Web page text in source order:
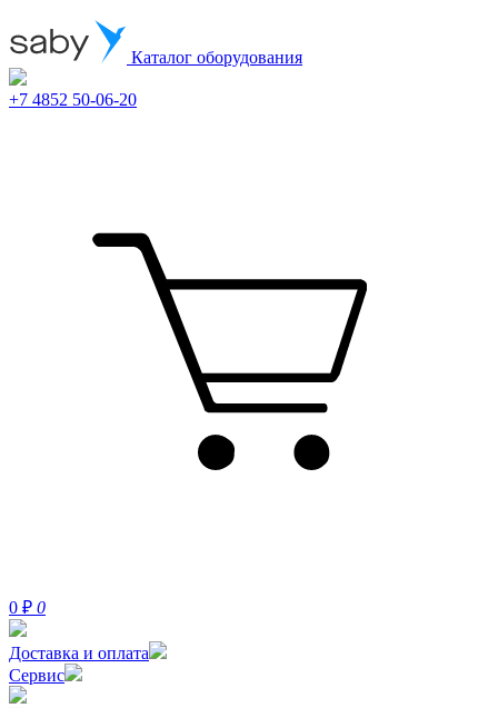
Каталог оборудования
+7 4852 50-06-20
0 ₽ 0
Доставка и оплата
Сервис